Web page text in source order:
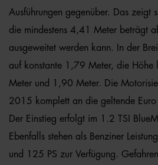
Ausführungen gegenüber. Das zeigt
die mindestens 4,41 Meter beträgt
ausgeweitet werden kann. In der
auf konstante 1,79 Meter, die Höhe
Meter und 1,90 Meter. Die
2015 komplett an die geltende Euro
Der Einstieg erfolgt im 1.2 TSI
Ebenfalls stehen als Benziner
und 125 PS zur Verfügung.